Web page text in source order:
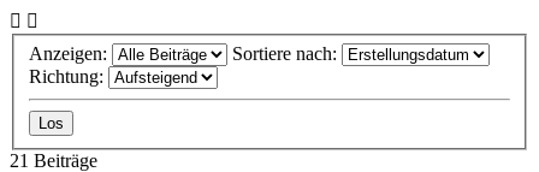
Anzeigen:
Sortiere nach:
Richtung:
21 Beiträge